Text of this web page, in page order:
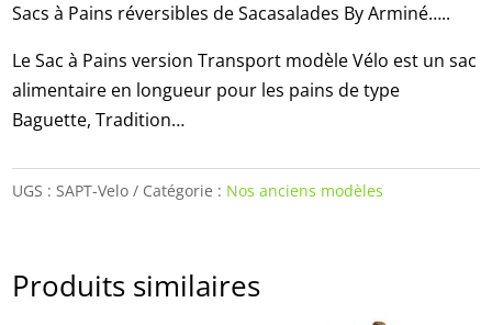
Sacs à Pains réversibles de Sacasalades By Arminé…..
Le Sac à Pains version Transport modèle Vélo est un sac
alimentaire en longueur pour les pains de type
Baguette, Tradition…
UGS :SAPT-Velo Catégorie : Nos anciens modèles
Produits similaires